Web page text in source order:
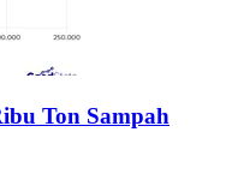
Ton Sampah